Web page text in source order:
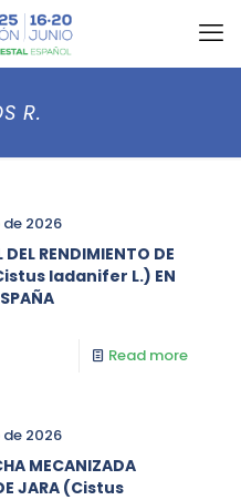
R.
de 2026
RENDIMIENTO DE
ladanifer L.) EN
Read more
de 2026
MECANIZADA
JARA (Cistus